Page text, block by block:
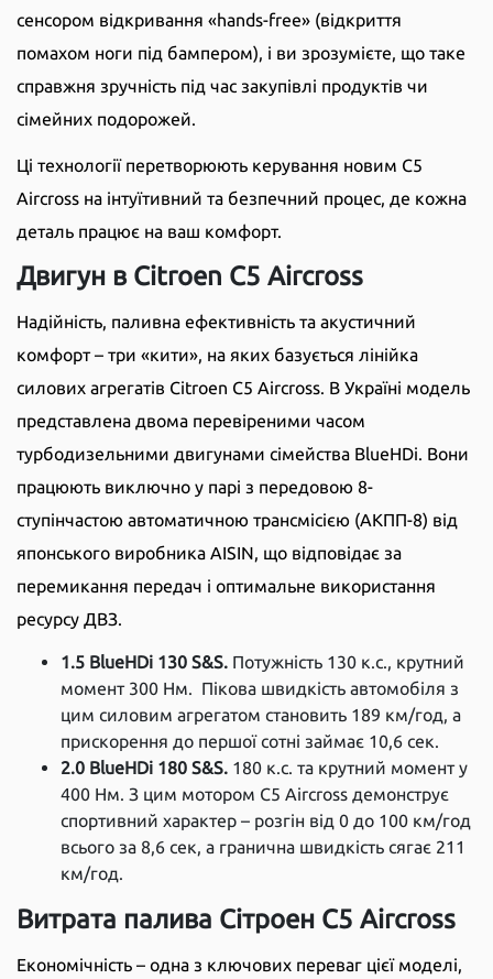
сенсором відкривання «hands-free» (відкриття
помахом ноги під бампером), і ви зрозумієте, що таке
справжня зручність під час закупівлі продуктів чи
сімейних подорожей.
Ці технології перетворюють керування новим C5
Aircross на інтуїтивний та безпечний процес, де кожна
деталь працює на ваш комфорт.
Двигун в Citroen C5 Aircross
Надійність, паливна ефективність та акустичний
комфорт – три «кити», на яких базується лінійка
силових агрегатів Citroen C5 Aircross. В Україні модель
представлена двома перевіреними часом
турбодизельними двигунами сімейства BlueHDi. Вони
працюють виключно у парі з передовою 8-
ступінчастою автоматичною трансмісією (АКПП-8) від
японського виробника AISIN, що відповідає за
перемикання передач і оптимальне використання
ресурсу ДВЗ.
1.5 BlueHDi 130 S&S. Потужність 130 к.с., крутний
момент 300 Нм. Пікова швидкість автомобіля з
цим силовим агрегатом становить 189 км/год, а
прискорення до першої сотні займає 10,6 сек.
2.0 BlueHDi 180 S&S. 180 к.с. та крутний момент у
400 Нм. З цим мотором C5 Aircross демонструє
спортивний характер – розгін від 0 до 100 км/год
всього за 8,6 сек, а гранична швидкість сягає 211
км/год.
Витрата палива Сітроен С5 Aircross
Економічність – одна з ключових переваг цієї моделі,